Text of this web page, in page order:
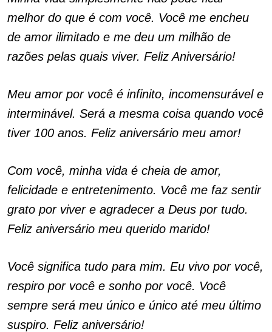
melhor do que é com você. Você me encheu
de amor ilimitado e me deu um milhão de
razões pelas quais viver. Feliz Aniversário!
Meu amor por você é infinito, incomensurável e
interminável. Será a mesma coisa quando você
tiver 100 anos. Feliz aniversário meu amor!
Com você, minha vida é cheia de amor,
felicidade e entretenimento. Você me faz sentir
grato por viver e agradecer a Deus por tudo.
Feliz aniversário meu querido marido!
Você significa tudo para mim. Eu vivo por você,
respiro por você e sonho por você. Você
sempre será meu único e único até meu último
suspiro. Feliz aniversário!